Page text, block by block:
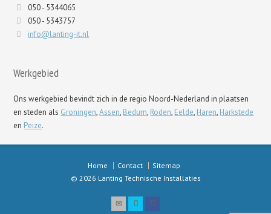
050 - 5344065
050 - 5343757
info@lanting-it.nl
Werkgebied
Ons werkgebied bevindt zich in de regio Noord-Nederland in plaatsen
en steden als Groningen,Assen, Bedum, Roden, Eelde, Haren, Harkstede
en Peize.
Home Contact
Sitemap
© 2026 Lanting Technische Installaties